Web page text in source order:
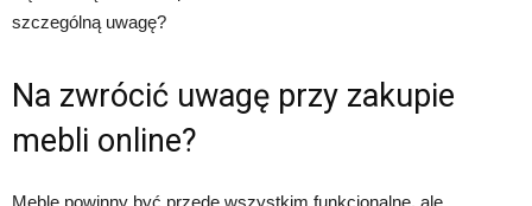
szczególną uwagę?
Na zwrócić uwagę przy zakupie
mebli online?
Meble powinny być przede wszystkim funkcjonalne, ale